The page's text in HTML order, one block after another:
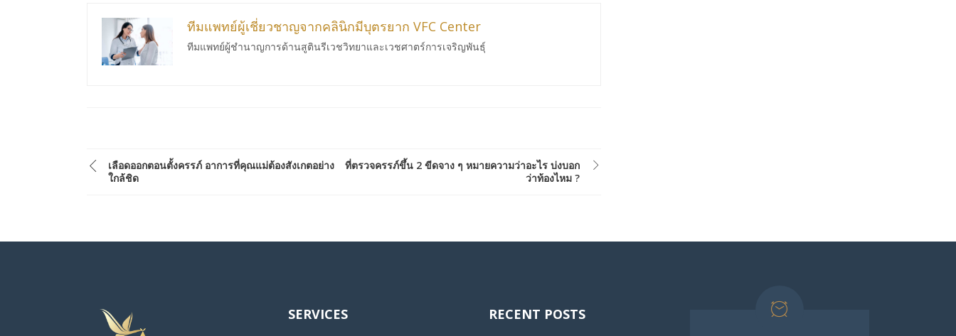
ทีมแพทย์ผู้เชี่ยวชาญจากคลินิกมีบุตรยาก VFC Center
ทีมแพทย์ผู้ชำนาญการด้านสูตินรีเวชวิทยาและเวชศาตร์การเจริญพันธ์ุ
เลือดออกตอนตั้งครรภ์ อาการที่คุณแม่ต้องสังเกตอย่าง
ใกล้ชิด
ที่ตรวจครรภ์ขึ้น 2 ขีดจาง ๆ หมายความว่าอะไร บ่งบอก
ว่าท้องไหม ?
SERVICES RECENT POSTS